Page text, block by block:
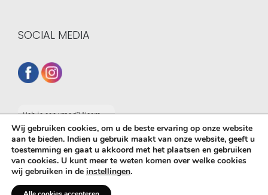
SOCIAL MEDIA
© Copyright 2026 De Babyboetiek | Powered byMplusKASSA
Woocommerce&WooCommerce Kassasysteem
Heb je een vraag? Neem
dan gerust contact op
met onze whatsapp
service!
Wij gebruiken cookies, om u de beste ervaring op onze website
aan te bieden. Indien u gebruik maakt van onze website, geeft u
toestemming en gaat u akkoord met het plaatsen en gebruiken
van cookies. U kunt meer te weten komen over welke cookies
wij gebruiken in de instellingen.